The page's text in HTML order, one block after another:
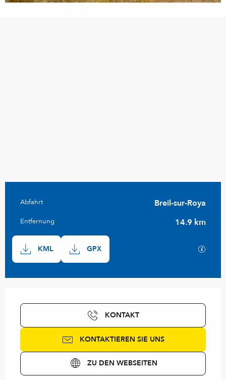
Praktische Informationen
Abfahrt Breil-sur-Roya
Entfernung
14.9 km
Dokumentation
KML GPX Mit
KONTAKT
KONTAKTIEREN SIE UNS
ZU DEN WEBSEITEN